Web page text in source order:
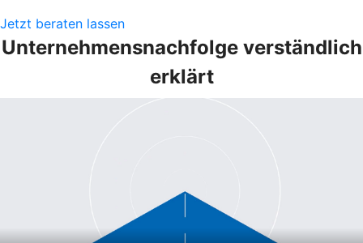
Jetzt beraten lassen
Unternehmensnachfolge verständlich
erklärt